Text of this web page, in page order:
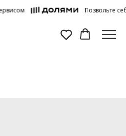
Позвольте себе